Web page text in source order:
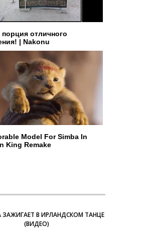
отличного
| Nakonu
Model For Simba In
King Remake
В ИРЛАНДСКОМ ТАНЦЕ
(ВИДЕО)